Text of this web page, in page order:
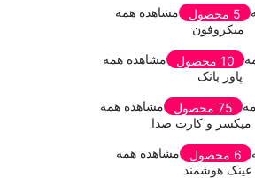
5 محصول
مشاهده همه
میکروفون
10 محصول
مشاهده همه
پاور بانک
75 محصول
مشاهده همه
میکسر و کارت صدا
6 محصول
مشاهده همه
عینک هوشمند